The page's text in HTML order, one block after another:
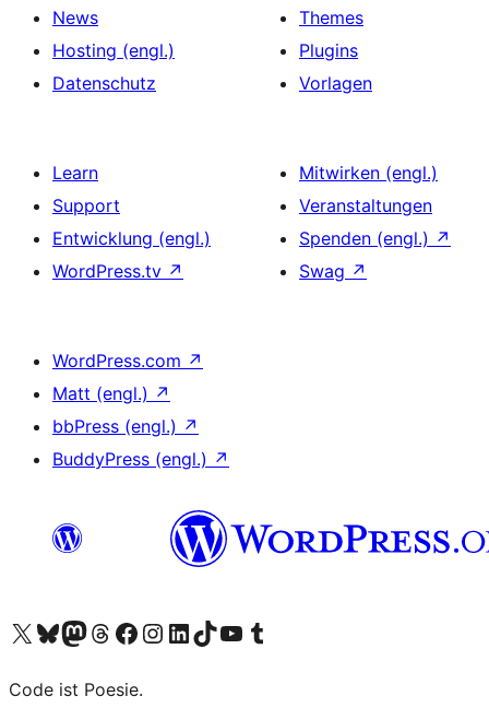
News
Hosting (engl.)
Datenschutz
Themes
Plugins
Vorlagen
Learn
Support
Entwicklung (engl.)
WordPress.tv ↗
Mitwirken (engl.)
Veranstaltungen
Spenden (engl.) ↗
Swag ↗
WordPress.com ↗
Matt (engl.) ↗
bbPress (engl.) ↗
BuddyPress (engl.) ↗
Unser X-Konto (früher Twitter) besuchen
Unser Bluesky-Konto besuchen
Unser Mastodon-Konto besuchen
Unser Threads-Konto besuchen
Unsere Facebook-Seite besuchen
Unser Instagram-Konto besuchen
Unser LinkedIn-Konto besuchen
Unser TikTok-Konto besuchen
Unseren YouTube-Kanal besuchen
Unser Tumblr-Konto besuchen
Code ist Poesie.